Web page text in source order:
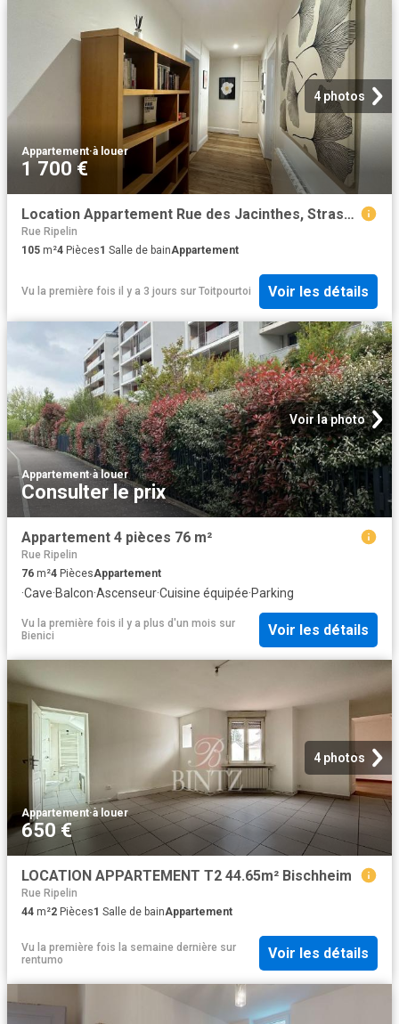
4 photos
Appartement·à louer
1 700 €
Location Appartement Rue des Jacinthes, Strasbourg
Rue Ripelin
105 m²4 Pièces1 Salle de bainAppartement
Vu la première fois il y a 3 jours sur Toitpourtoi Voir les détails
Voir la photo
Appartement·à louer
Consulter le prix
Appartement 4 pièces 76 m²
Rue Ripelin
76 m²4 PiècesAppartement
·Cave·Balcon·Ascenseur·Cuisine équipée·Parking
Vu la première fois il y a plus d'un mois sur
Bienici
Voir les détails
4 photos
Appartement·à louer
650 €
LOCATION APPARTEMENT T2 44.65m² Bischheim
Rue Ripelin
44 m²2 Pièces1 Salle de bainAppartement
Vu la première fois la semaine dernière sur
rentumo
Voir les détails